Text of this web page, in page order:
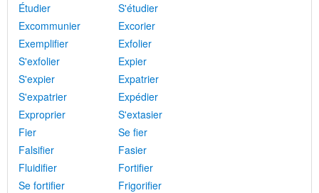
Étudier
S'étudier
Excommunier
Excorier
Exemplifier
Exfolier
S'exfolier
Expier
S'expier
Expatrier
S'expatrier
Expédier
Exproprier
S'extasier
Fier
Se fier
Falsifier
Fasier
Fluidifier
Fortifier
Se fortifier
Frigorifier